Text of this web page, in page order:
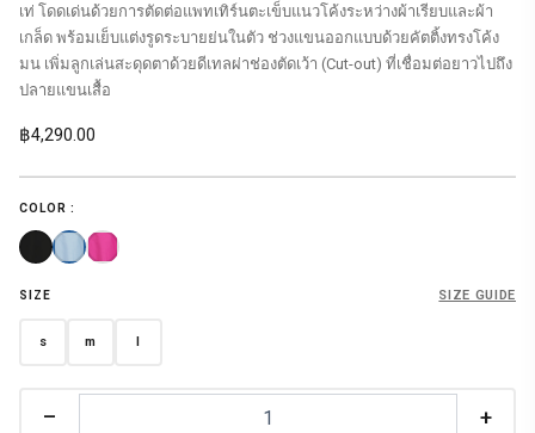
เท่ โดดเด่นด้วยการตัดต่อแพทเทิร์นตะเข็บแนวโค้งระหว่างผ้าเรียบและผ้า
เกล็ด พร้อมเย็บแต่งรูดระบายย่นในตัว ช่วงแขนออกแบบด้วยคัตติ้งทรงโค้ง
มน เพิ่มลูกเล่นสะดุดตาด้วยดีเทลผ่าช่องตัดเว้า (Cut-out) ที่เชื่อมต่อยาวไปถึง
ปลายแขนเสื้อ
฿4,290.00
COLOR :
SIZE SIZE GUIDE
s m l
– +